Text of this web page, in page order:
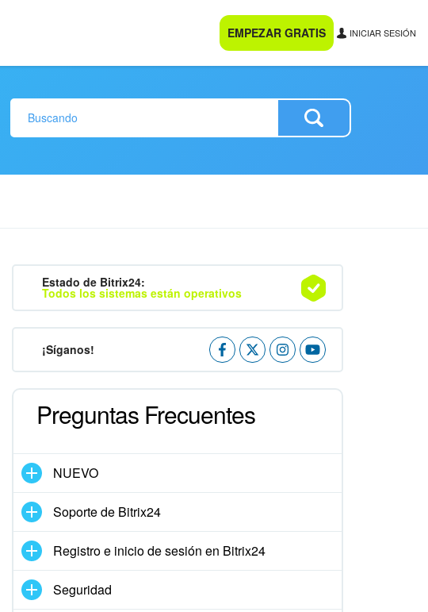
EMPEZAR GRATIS INICIAR SESIÓN
Estado de Bitrix24:
Todos los sistemas están operativos
¡Síganos!
Preguntas Frecuentes
NUEVO
Soporte de Bitrix24
Registro e inicio de sesión en Bitrix24
Seguridad